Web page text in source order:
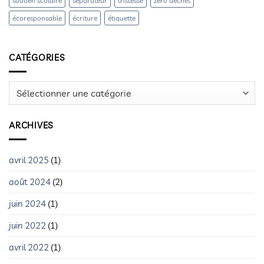
écoresponsable
écriture étiquette
CATÉGORIES
ARCHIVES
avril 2025 (1)
août 2024 (2)
juin 2024 (1)
juin 2022 (1)
avril 2022 (1)